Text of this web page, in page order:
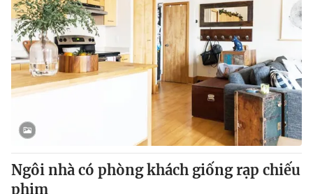
Ngôi nhà có phòng khách giống rạp chiếu
phim